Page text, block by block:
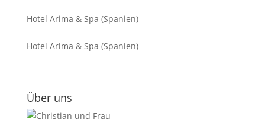
Hotel Arima & Spa (Spanien)
Hotel Arima & Spa (Spanien)
Über uns